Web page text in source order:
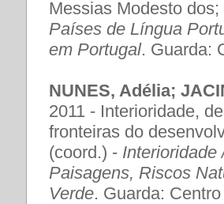
Messias Modesto
Países de Língua
em Portugal. Guarda:
NUNES, Adélia;
2011 - Interioridade,
fronteiras do
(coord.) - Interioridade
Paisagens, Riscos
Verde. Guarda: